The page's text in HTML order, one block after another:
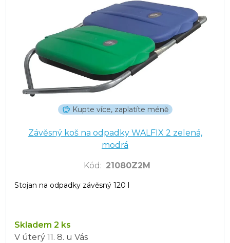
Kupte více, zaplatíte méně
Závěsný koš na odpadky WALFIX 2 zelená,
modrá
Kód : 21080Z2M
Stojan na odpadky závěsný 120 l
Skladem 2 ks
V úterý 11. 8. u Vás